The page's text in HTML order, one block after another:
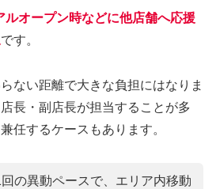
ルオープン時などに他店舗へ応援
です。
ない距離で大きな負担にはなりま
長・副店長が担当することが多
任するケースもあります。
の異動ペースで、エリア内移動